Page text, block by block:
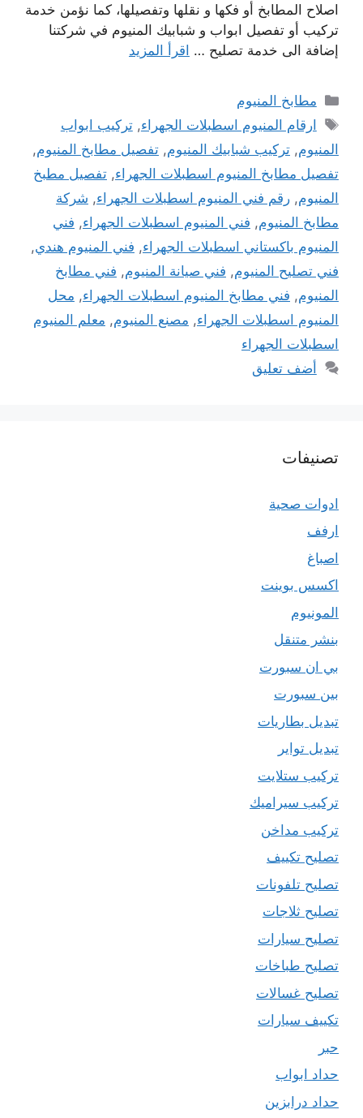
اصلاح المطابخ أو فكها و نقلها وتفصيلها، كما نؤمن خدمة
تركيب أو تفصيل ابواب و شبابيك المنيوم في شركتنا
إضافة الى خدمة تصليح … اقرأ المزيد
التصنيفات
مطابخ المنيوم
الوسوم
ارقام المنيوم اسطبلات الجهراء,تركيب ابواب
المنيوم, تركيب شبابيك المنيوم, تفصيل مطابخ المنيوم,
تفصيل مطابخ المنيوم اسطبلات الجهراء, تفصيل مطبخ
المنيوم, رقم فني المنيوم اسطبلات الجهراء, شركة
مطابخ المنيوم, فني المنيوم اسطبلات الجهراء, فني
المنيوم باكستاني اسطبلات الجهراء, فني المنيوم هندي,
فني تصليح المنيوم, فني صيانة المنيوم, فني مطابخ
المنيوم, فني مطابخ المنيوم اسطبلات الجهراء, محل
المنيوم اسطبلات الجهراء, مصنع المنيوم, معلم المنيوم
اسطبلات الجهراء
أضف تعليق
تصنيفات
ادوات صحية
ارفف
اصباغ
اكسس بوينت
المونيوم
بنشر متنقل
بي ان سبورت
بين سبورت
تبديل بطاريات
تبديل تواير
تركيب ستلايت
تركيب سيراميك
تركيب مداخن
تصليح تكييف
تصليح تلفونات
تصليح ثلاجات
تصليح سيارات
تصليح طباخات
تصليح غسالات
تكييف سيارات
حبر
حداد ابواب
حداد درابزين